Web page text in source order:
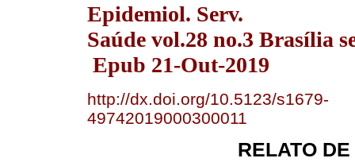
Epidemiol. Serv.
Saúde vol.28 no.3 Brasília
Epub 21-Out-2019
http://dx.doi.org/10.5123/s1679-
49742019000300011
RELATO